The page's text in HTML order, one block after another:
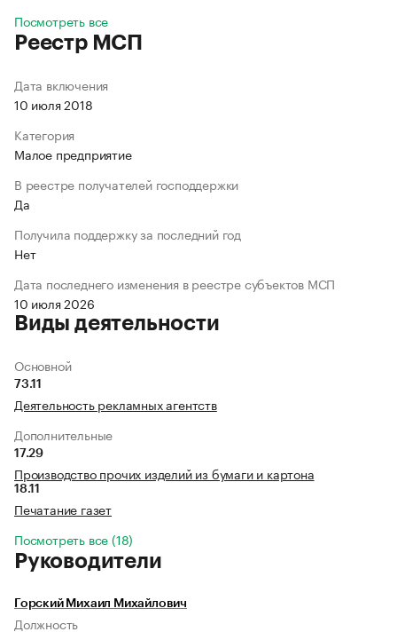
Посмотреть все
Реестр МСП
Дата включения
10 июля 2018
Категория
Малое предприятие
В реестре получателей господдержки
Да
Получила поддержку за последний год
Нет
Дата последнего изменения в реестре субъектов МСП
10 июля 2026
Виды деятельности
Основной
73.11
Деятельность рекламных агентств
Дополнительные
17.29
Производство прочих изделий из бумаги и картона
18.11
Печатание газет
Посмотреть все (18)
Руководители
Горский Михаил Михайлович
Должность